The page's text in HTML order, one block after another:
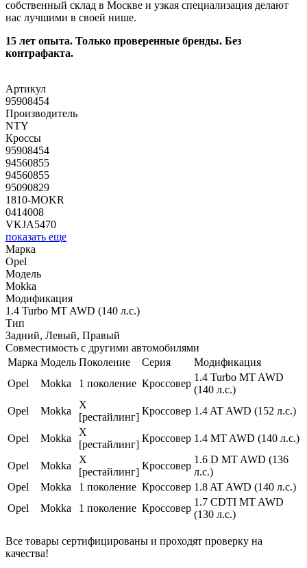
собственный склад в Москве и узкая специализация делают
нас лучшими в своей нише.
15 лет опыта. Только проверенные бренды. Без
контрафакта.
Артикул
95908454
Производитель
NTY
Кроссы
95908454
94560855
94560855
95090829
1810-MOKR
0414008
VKJA5470
показать еще
Марка
Opel
Модель
Mokka
Модификация
1.4 Turbo MT AWD (140 л.с.)
Тип
Задний, Левый, Правый
Совместимость с другими автомобилями
Марка Модель Поколение Серия
Модификация
Opel
Mokka 1 поколение Кроссовер
1.4 Turbo MT AWD
(140 л.с.)
Opel
Mokka
X
[рестайлинг]
Кроссовер 1.4 AT AWD (152 л.с.)
Opel Mokka
X
[рестайлинг]
Кроссовер 1.4 MT AWD (140 л.с.)
Opel Mokka
X
[рестайлинг]
Кроссовер
1.6 D MT AWD (136
л.с.)
Opel
Mokka 1 поколение Кроссовер 1.8 AT AWD (140 л.с.)
Opel
Mokka 1 поколение Кроссовер
1.7 CDTI MT AWD
(130 л.с.)
Все товары сертифицированы и проходят проверку на
качества!